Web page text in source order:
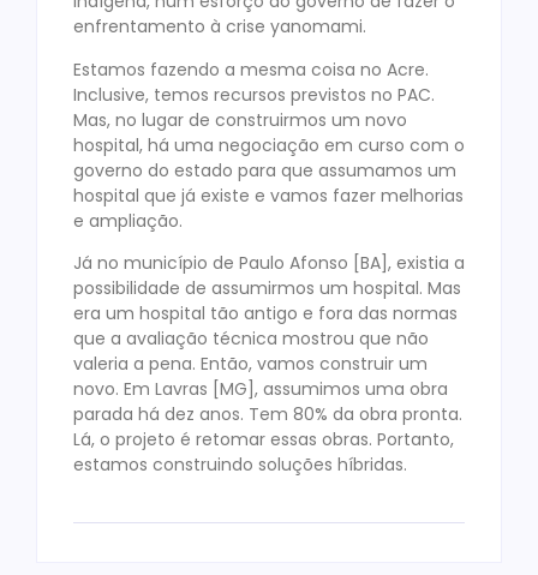
enfrentamento à crise yanomami.
Estamos fazendo a mesma coisa no Acre.
Inclusive, temos recursos previstos no PAC.
Mas, no lugar de construirmos um novo
hospital, há uma negociação em curso com o
governo do estado para que assumamos um
hospital que já existe e vamos fazer melhorias
e ampliação.
Já no município de Paulo Afonso [BA], existia a
possibilidade de assumirmos um hospital. Mas
era um hospital tão antigo e fora das normas
que a avaliação técnica mostrou que não
valeria a pena. Então, vamos construir um
novo. Em Lavras [MG], assumimos uma obra
parada há dez anos. Tem 80% da obra pronta.
Lá, o projeto é retomar essas obras. Portanto,
estamos construindo soluções híbridas.